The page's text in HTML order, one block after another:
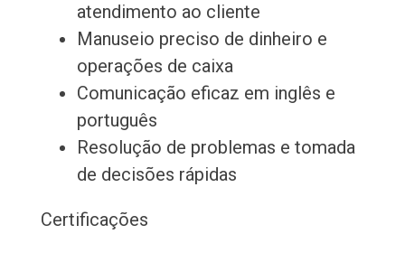
atendimento ao cliente
Manuseio preciso de dinheiro e
operações de caixa
Comunicação eficaz em inglês e
português
Resolução de problemas e tomada
de decisões rápidas
Certificações